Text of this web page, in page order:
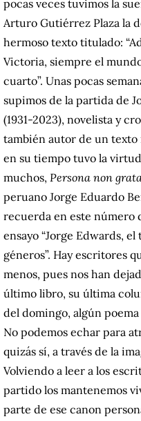
pocas veces tuvimos la
Arturo Gutiérrez Plaza la
hermoso texto titulado:
Victoria, siempre el
cuarto”. Unas pocas
supimos de la partida de
(1931-2023), novelista y
también autor de un texto
en su tiempo tuvo la
muchos, Persona non
peruano Jorge Eduardo
recuerda en este número
ensayo “Jorge Edwards,
géneros”. Hay escritores
menos, pues nos han
último libro, su última
del domingo, algún
No podemos echar para
quizás sí, a través de la
Volviendo a leer a los
partido los mantenemos
parte de ese canon